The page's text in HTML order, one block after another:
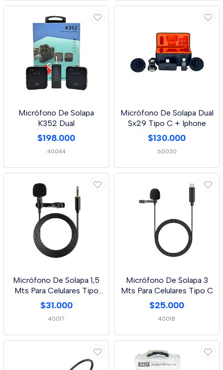
Micrófono De Solapa
K352 Dual
$198.000
40044
Micrófono De Solapa Dual
Sx29 Tipo C + Iphone
$130.000
60030
Micrófono De Solapa 1,5
Mts Para Celulares Tipo
Plug 3.5 Mm
$31.000
40017
Micrófono De Solapa 3
Mts Para Celulares Tipo C
$25.000
40018